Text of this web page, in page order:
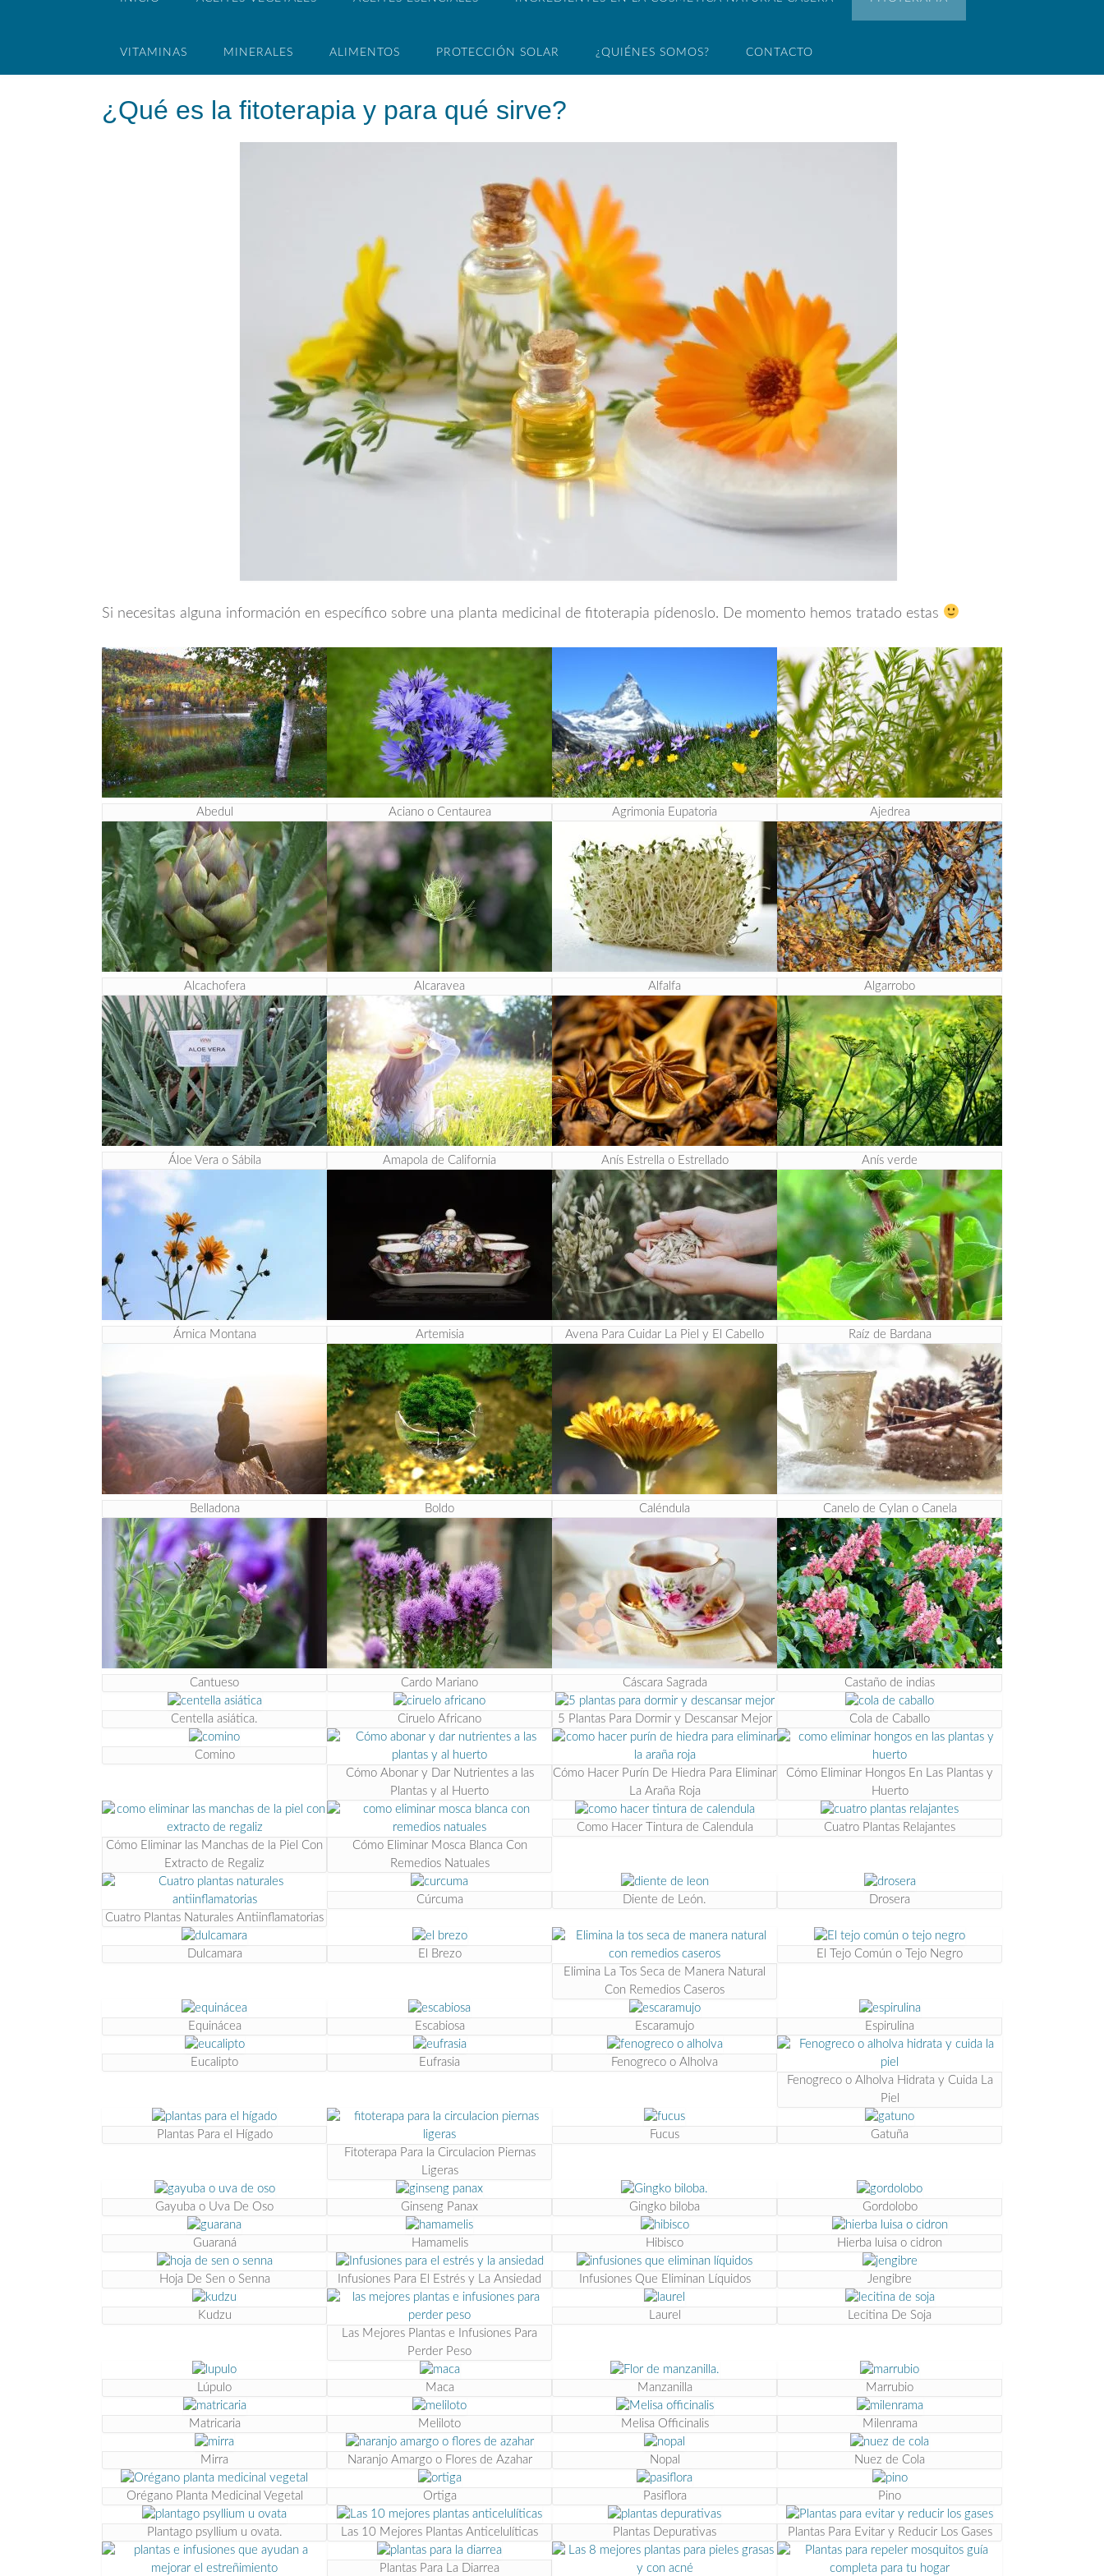
VITAMINAS MINERALES ALIMENTOS PROTECCIÓN SOLAR ¿QUIÉNES SOMOS? CONTACTO
¿Qué es la fitoterapia y para qué sirve?
Si necesitas alguna información en específico sobre una planta medicinal de fitoterapia pídenoslo. De momento hemos tratado estas
Abedul Aciano o Centaurea Agrimonia Eupatoria Ajedrea
Alcachofera Alcaravea Alfalfa Algarrobo
Áloe Vera o Sábila Amapola de California Anís Estrella o Estrellado Anís verde
Árnica Montana Artemisia Avena Para Cuidar La Piel y El Cabello Raíz de Bardana
Belladona Boldo Caléndula Canelo de Cylan o Canela
Cantueso Cardo Mariano Cáscara Sagrada Castaño de indias
Centella asiática. Ciruelo Africano 5 Plantas Para Dormir y Descansar Mejor Cola de Caballo
Comino
Cómo Abonar y Dar Nutrientes a las
Plantas y al Huerto
Cómo Hacer Purín De Hiedra Para Eliminar
La Araña Roja
Cómo Eliminar Hongos En Las Plantas y
Huerto
Cómo Eliminar las Manchas de la Piel Con
Extracto de Regaliz
Cómo Eliminar Mosca Blanca Con
Remedios Natuales
Como Hacer Tintura de Calendula Cuatro Plantas Relajantes
Cuatro Plantas Naturales Antiinflamatorias
Cúrcuma Diente de León. Drosera
Dulcamara
El Brezo
Elimina La Tos Seca de Manera Natural
Con Remedios Caseros
El Tejo Común o Tejo Negro
Equinácea Escabiosa Escaramujo Espirulina
Eucalipto Eufrasia
Fenogreco o Alholva
Fenogreco o Alholva Hidrata y Cuida La
Piel
Plantas Para el Hígado
Fitoterapa Para la Circulacion Piernas
Ligeras
Fucus Gatuña
Gayuba o Uva De Oso Ginseng Panax Gingko biloba Gordolobo
Guaraná Hamamelis Hibisco Hierba luisa o cidron
Hoja De Sen o Senna Infusiones Para El Estrés y La Ansiedad Infusiones Que Eliminan Líquidos Jengibre
Kudzu
Las Mejores Plantas e Infusiones Para
Perder Peso
Laurel Lecitina De Soja
Lúpulo Maca Manzanilla Marrubio
Matricaria Meliloto Melisa Officinalis Milenrama
Mirra Naranjo Amargo o Flores de Azahar Nopal Nuez de Cola
Orégano Planta Medicinal Vegetal Ortiga Pasiflora Pino
Plantago psyllium u ovata. Las 10 Mejores Plantas Anticelulíticas Plantas Depurativas Plantas Para Evitar y Reducir Los Gases
Plantas Para La Diarrea